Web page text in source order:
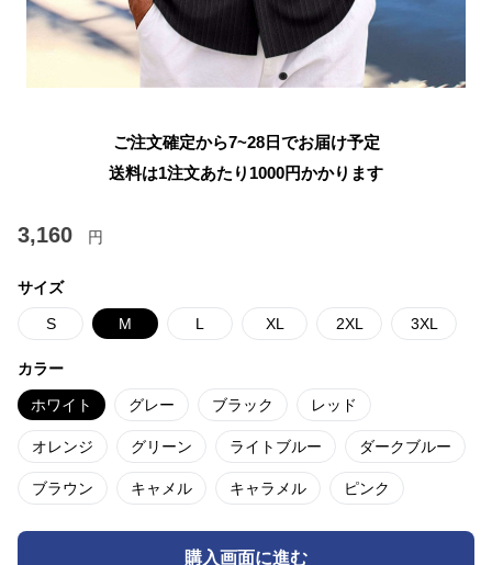
ご注文確定から7~28日でお届け予定
送料は1注文あたり 1000円かかります
3,160 円
サイズ
S M L XL 2XL 3XL
カラー
ホワイト グレー ブラック レッド
オレンジ グリーン ライトブルー ダークブルー
ブラウン キャメル キャラメル ピンク
購入画面に進む